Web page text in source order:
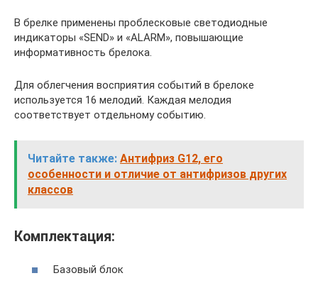
В брелке применены проблесковые светодиодные
индикаторы «SEND» и «ALARM», повышающие
информативность брелока.
Для облегчения восприятия событий в брелоке
используется 16 мелодий. Каждая мелодия
соответствует отдельному событию.
Читайте также: Антифриз G12, его
особенности и отличие от антифризов других
классов
Комплектация:
Базовый блок